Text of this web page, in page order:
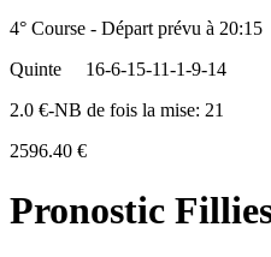
4° Course - Départ prévu à 20:15
Quinte
16-6-15-11-1-9-14
2.0 €-NB de fois la mise: 21
2596.40 €
Pronostic